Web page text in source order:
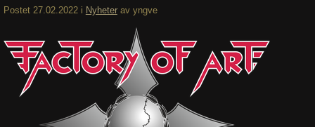
Postet 27.02.2022 i Nyheter av yngve